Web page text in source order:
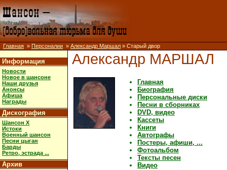
Главная » Персоналии » Александр Маршал » Старый двор
Информация
Новости
Новое в шансоне
Наши друзья
Анонсы
Афиша
Награды
Дискография
Шансон X
Истоки
Военный шансон
Песни цыган
Барды
Ретро, эстрада ...
Архив
Александр МАРШАЛ
Главная
Биография
Персональные диски
Песни в сборниках
DVD, видео
Кассеты
Книги
Автографы
Постеры, афиши, ...
Фотоальбом
Тексты песен
Видео